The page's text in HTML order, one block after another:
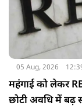
05 Aug, 2026
महंगाई को लेकर
छोटी अवधि में बढ़